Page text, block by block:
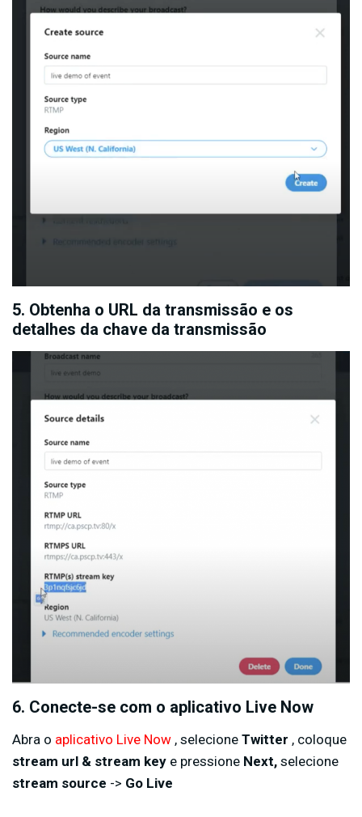
5. Obtenha o URL da transmissão e os
detalhes da chave da transmissão
6. Conecte-se com o aplicativo Live Now
Abra o aplicativo Live Now , selecione Twitter , coloque
stream url & stream key e pressione Next, selecione
stream source -> Go Live